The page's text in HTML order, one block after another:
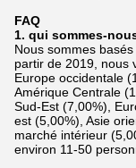
FAQ
1. qui sommes-
Nous sommes
partir de 2019, nous
Europe occidentale
Amérique Centrale
Sud-Est (7,00%),
est (5,00%), Asie
marché intérieur
environ 11-50